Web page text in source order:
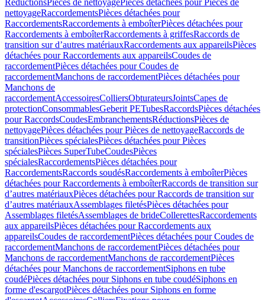
RéductionsPièces de nettoyagePièces détachées pour Pièces de
nettoyageRaccordementsPièces détachées pour
RaccordementsRaccordements à emboîterPièces détachées pour
Raccordements à emboîterRaccordements à griffesRaccords de
transition sur d’autres matériauxRaccordements aux appareilsPièces
détachées pour Raccordements aux appareilsCoudes de
raccordementPièces détachées pour Coudes de
raccordementManchons de raccordementPièces détachées pour
Manchons de
raccordementAccessoiresColliersObturateursJointsCapes de
protectionConsommablesGeberit PETubesRaccordsPièces détachées
pour RaccordsCoudesEmbranchementsRéductionsPièces de
nettoyagePièces détachées pour Pièces de nettoyageRaccords de
transitionPièces spécialesPièces détachées pour Pièces
spécialesPièces SuperTubeCoudesPièces
spécialesRaccordementsPièces détachées pour
RaccordementsRaccords soudésRaccordements à emboîterPièces
détachées pour Raccordements à emboîterRaccords de transition sur
d’autres matériauxPièces détachées pour Raccords de transition sur
d’autres matériauxAssemblages filetésPièces détachées pour
Assemblages filetésAssemblages de brideCollerettesRaccordements
aux appareilsPièces détachées pour Raccordements aux
appareilsCoudes de raccordementPièces détachées pour Coudes de
raccordementManchons de raccordementPièces détachées pour
Manchons de raccordementManchons de raccordementPièces
détachées pour Manchons de raccordementSiphons en tube
coudéPièces détachées pour Siphons en tube coudéSiphons en
forme d'escargotPièces détachées pour Siphons en forme